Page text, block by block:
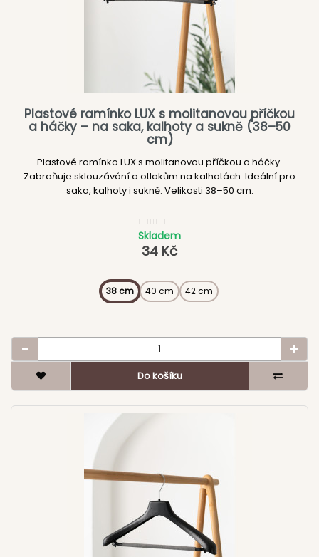
Plastové ramínko LUX s molitanovou příčkou
a háčky – na saka, kalhoty a sukně (38–50
cm)
Plastové ramínko LUX s molitanovou příčkou a háčky.
Zabraňuje sklouzávání a otlakům na kalhotách. Ideální pro
saka, kalhoty i sukně. Velikosti 38–50 cm.
Skladem
34 Kč
38 cm 40 cm 42 cm
Do košíku